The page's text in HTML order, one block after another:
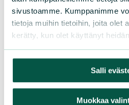
sivustoamme. Kumppanimme
tietoja muihin tietoihin, joita olet
kerätty, kun olet käyttänyt
Salli
Muokkaa
Liity